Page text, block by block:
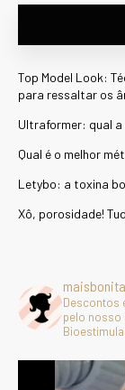
Top Model Look:
para ressaltar os
Ultraformer: qual
Qual é o melhor
Letybo: a toxina
Xô, porosidade!
Descontos
pelo nosso